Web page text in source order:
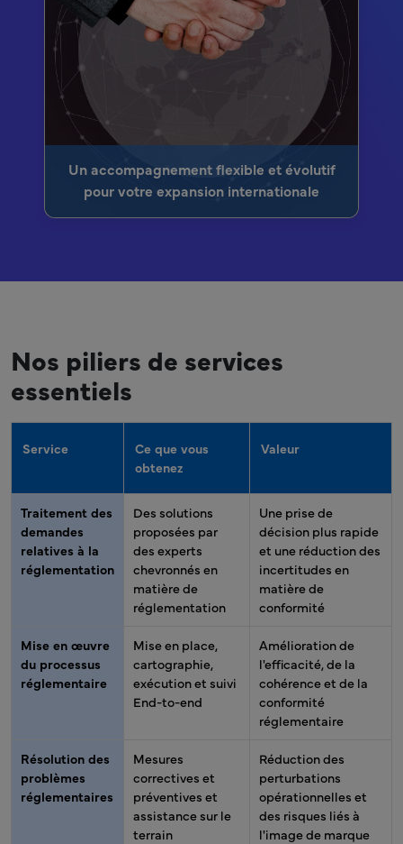
Un accompagnement flexible et évolutif
pour votre expansion internationale
Nos piliers de services
essentiels
Service
Ce que vous
obtenez
Valeur
Traitement des
demandes
relatives à la
réglementation
Des solutions
proposées par
des experts
chevronnés en
matière de
réglementation
Une prise de
décision plus rapide
et une réduction des
incertitudes en
matière de
conformité
Mise en œuvre
du processus
réglementaire
Mise en place,
cartographie,
exécution et suivi
End-to-end
Amélioration de
l'efficacité, de la
cohérence et de la
conformité
réglementaire
Résolution des
problèmes
réglementaires
Mesures
correctives et
préventives et
assistance sur le
terrain
Réduction des
perturbations
opérationnelles et
des risques liés à
l'image de marque